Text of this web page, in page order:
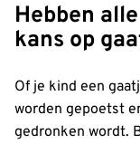
Hebben
kans op
Of je kind een
worden gepoetst
gedronken wordt.